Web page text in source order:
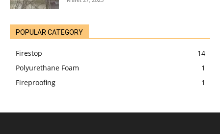
POPULAR CATEGORY
Firestop
14
Polyurethane Foam
1
Fireproofing
1